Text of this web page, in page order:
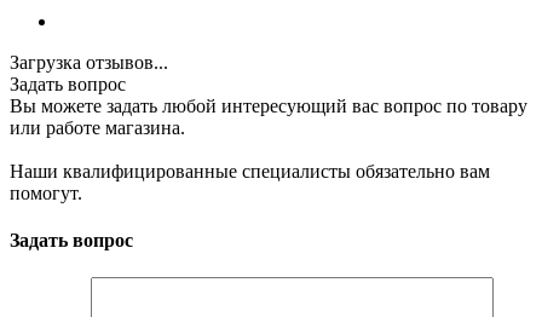
Загрузка отзывов...
Задать вопрос
Вы можете задать любой интересующий вас вопрос по товару
или работе магазина.
Наши квалифицированные специалисты обязательно вам
помогут.
Задать вопрос